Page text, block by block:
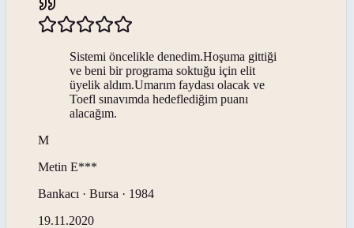
Sistemi öncelikle denedim.Hoşuma gittiği
ve beni bir programa soktuğu için elit
üyelik aldım.Umarım faydası olacak ve
Toefl sınavımda hedeflediğim puanı
alacağım.
M
Metin E***
Bankacı · Bursa · 1984
19.11.2020